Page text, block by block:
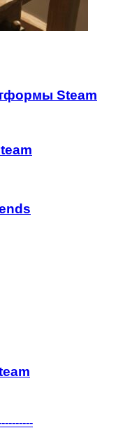
Steam